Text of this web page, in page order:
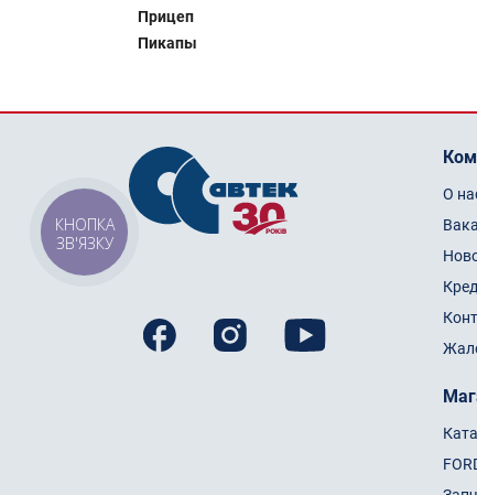
Прицеп
Пикапы
О
КНОПКА
ЗВ'ЯЗКУ